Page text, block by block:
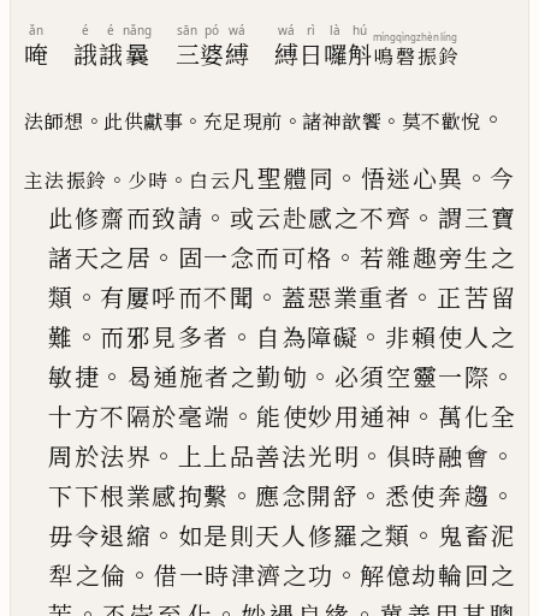
唵
ǎn
誐
é
誐
é
曩
nǎng
三
sān
婆
pó
縛
wá
縛
wá
日
rì
囉
là
斛
hú
鳴
míng
磬
qìng
振
zhèn
鈴
líng
法師想 。 此供獻事 。 充足現前 。 諸神歆饗 。 莫不歡悅 。
主法振鈴 。 少時 。 白云凡聖體同 。 悟迷心異 。 今
此修齋而致請 。 或云赴感之不齊 。 謂三寶
諸天之居 。 固一念而可格 。 若雜趣旁生之
類 。 有屢呼而不聞 。 蓋惡業重者 。 正苦留
難 。 而邪見多者 。 自為障礙 。 非賴使人之
敏捷 。 曷通施者之勤劬 。 必須空靈一際 。
十方不隔於毫端 。 能使妙用通神 。 萬化全
周於法界 。 上上品善法光明 。 俱時融會 。
下下根業感拘繫 。 應念開舒 。 悉使奔趨 。
毋令退縮 。 如是則天人修羅之類 。 鬼畜泥
犁之倫 。 借一時津濟之功 。 解億劫輪回之